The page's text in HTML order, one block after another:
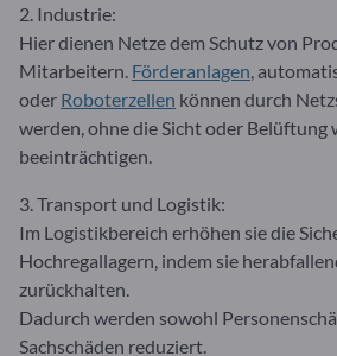
2. Industrie:
Hier dienen Netze dem Schutz von
Mitarbeitern. Förderanlagen ,
oder Roboterzellen können durch
werden, ohne die Sicht oder Belüftung
beeinträchtigen.
3. Transport und Logistik:
Im Logistikbereich erhöhen sie die
Hochregallagern, indem sie
zurückhalten.
Dadurch werden sowohl
Sachschäden reduziert.